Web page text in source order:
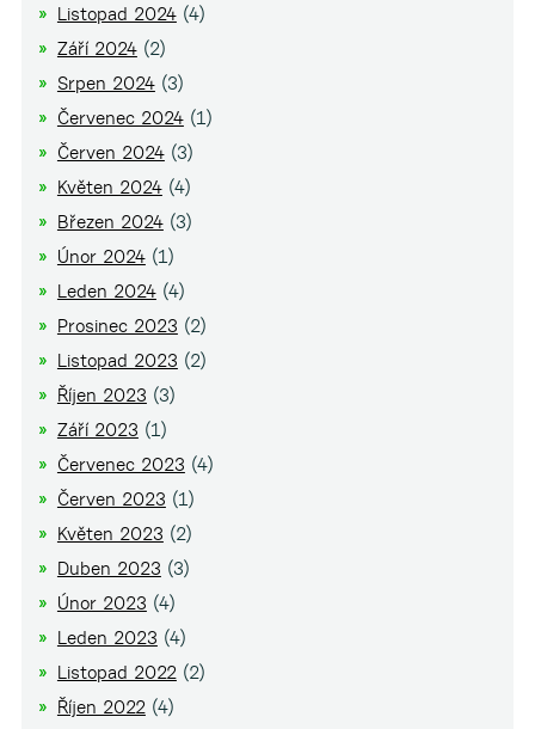
Listopad 2024(4)
Září 2024(2)
Srpen 2024(3)
Červenec 2024(1)
Červen 2024(3)
Květen 2024(4)
Březen 2024(3)
Únor 2024(1)
Leden 2024(4)
Prosinec 2023 (2)
Listopad 2023 (2)
Říjen 2023 (3)
Září 2023 (1)
Červenec 2023 (4)
Červen 2023 (1)
Květen 2023 (2)
Duben 2023 (3)
Únor 2023 (4)
Leden 2023 (4)
Listopad 2022(2)
Říjen 2022(4)